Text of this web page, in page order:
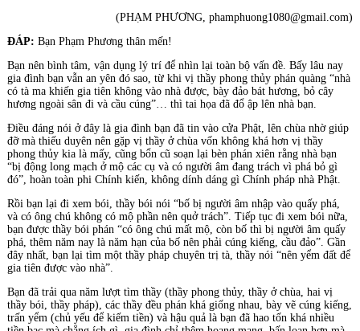
(PHẠM PHƯƠNG, phamphuong1080@gmail.com)
ĐÁP: Bạn Phạm Phương thân mến!
Bạn nên bình tâm, vận dụng lý trí để nhìn lại toàn bộ vấn đề. Bấy lâu nay
gia đình bạn vẫn an yên đó sao, từ khi vị thầy phong thủy phán quàng “nhà
có tà ma khiến gia tiên không vào nhà được, bày đảo bát hương, bỏ cây
hương ngoài sân đi và cầu cúng”… thì tai họa đã đổ ập lên nhà bạn.
Điều đáng nói ở đây là gia đình bạn đã tin vào cửa Phật, lên chùa nhờ giúp
đỡ mà thiếu duyên nên gặp vị thầy ở chùa vốn không khá hơn vị thầy
phong thủy kia là mấy, cũng bổn cũ soạn lại bèn phán xiên rằng nhà bạn
“bị động long mạch ở mộ các cụ và có người âm đang trách vì phá bỏ gì
đó”, hoàn toàn phi Chính kiến, không dính dáng gì Chính pháp nhà Phật.
Rồi bạn lại đi xem bói, thầy bói nói “bố bị người âm nhập vào quấy phá,
và có ông chú không có mộ phần nên quở trách”. Tiếp tục đi xem bói nữa,
bạn được thầy bói phán “có ông chú mất mộ, còn bố thì bị người âm quấy
phá, thêm năm nay là năm hạn của bố nên phải cúng kiếng, cầu đảo”. Gần
đây nhất, bạn lại tìm một thầy pháp chuyên trị tà, thầy nói “nên yểm đất để
gia tiên được vào nhà”.
Bạn đã trải qua năm lượt tìm thầy (thầy phong thủy, thầy ở chùa, hai vị
thầy bói, thầy pháp), các thầy đều phán khá giống nhau, bày vẽ cúng kiếng,
trấn yểm (chủ yếu để kiếm tiền) và hậu quả là bạn đã hao tốn khá nhiều